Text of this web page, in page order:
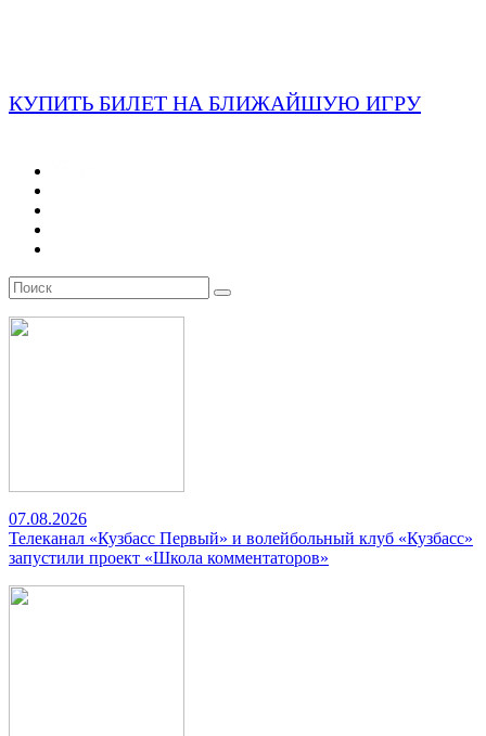
КУПИТЬ БИЛЕТ НА БЛИЖАЙШУЮ ИГРУ
07.08.2026
Телеканал «Кузбасс Первый» и волейбольный клуб «Кузбасс»
запустили проект «Школа комментаторов»